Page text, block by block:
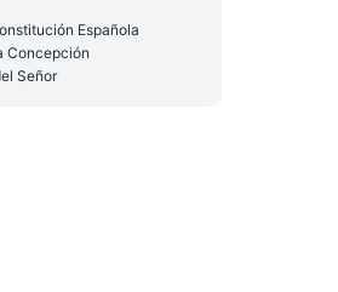
Española
Concepción
Señor